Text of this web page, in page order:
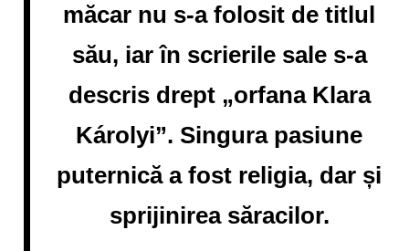
măcar nu s-a folosit de titlul
său, iar în scrierile sale s-a
descris drept „orfana Klara
Károlyi”. Singura pasiune
puternică a fost religia, dar și
sprijinirea săracilor.